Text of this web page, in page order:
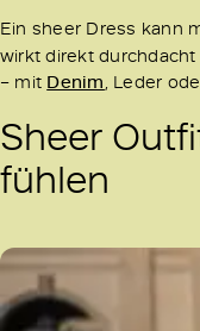
Ein sheer Dress kann
wirkt direkt
– mit Denim, Leder
Sheer
fühlen